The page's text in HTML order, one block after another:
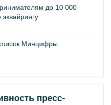
до 10 000
Минцифры
пресс-